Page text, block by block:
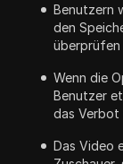
Benutzern
den
überprüfen
Wenn die
Benutzer
das Verbot
Das Video